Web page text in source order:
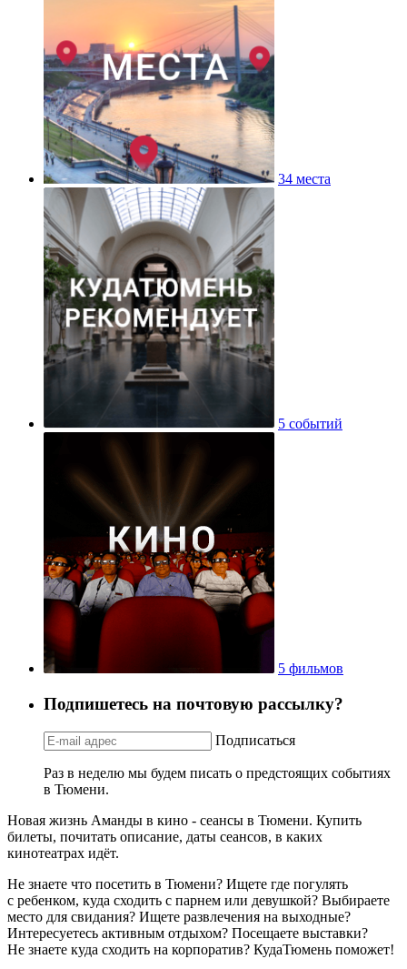
34 места
5 событий
5 фильмов
Подпишетесь на почтовую рассылку?
Подписаться
Раз в неделю мы будем писать о предстоящих событиях
в Тюмени.
Новая жизнь Аманды в кино - сеансы в Тюмени. Купить
билеты, почитать описание, даты сеансов, в каких
кинотеатрах идёт.
Не знаете что посетить в Тюмени? Ищете где погулять
с ребенком, куда сходить с парнем или девушкой? Выбираете
место для свидания? Ищете развлечения на выходные?
Интересуетесь активным отдыхом? Посещаете выставки?
Не знаете куда сходить на корпоратив? КудаТюмень поможет!